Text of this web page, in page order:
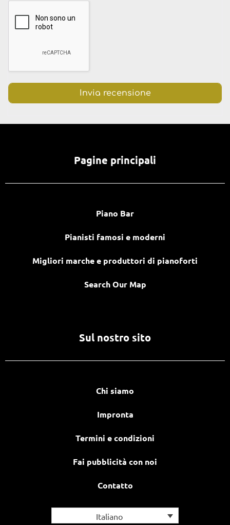
Pagine principali
Piano Bar
Pianisti famosi e moderni
Migliori marche e produttori di pianoforti
Search Our Map
Sul nostro sito
Chi siamo
Impronta
Termini e condizioni
Fai pubblicità con noi
Contatto
Italiano